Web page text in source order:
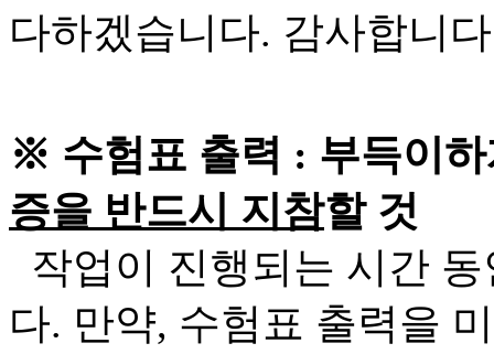
다하겠습니다. 감사합니
※ 수험표 출력 : 부득이
증을 반드시 지참할 것
작업이 진행되는 시간
다. 만약, 수험표 출력을